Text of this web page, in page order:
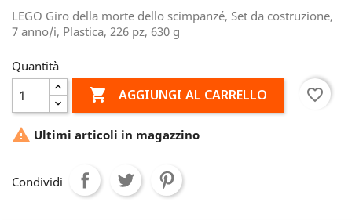
LEGO Giro della morte dello scimpanzé, Set da costruzione,
7 anno/i, Plastica, 226 pz, 630 g
Quantità
 AGGIUNGI AL CARRELLO favorite_border
 Ultimi articoli in magazzino
Condividi